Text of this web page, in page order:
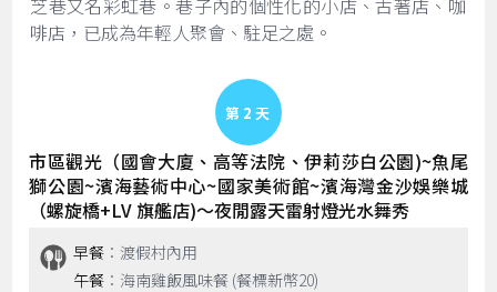
芝巷又名彩虹巷。巷子內的個性化的小店、古著店、咖
啡店，已成為年輕人聚會、駐足之處。
Day 2
市區觀光（國會大廈、高等法院、伊莉莎白公園)~魚尾
獅公園~濱海藝術中心~國家美術館~濱海灣金沙娛樂城
（螺旋橋+LV 旗艦店)～夜閒露天雷射燈光水舞秀
早餐 ：渡假村內用
午餐 ：海南雞飯風味餐 (餐標新幣20)